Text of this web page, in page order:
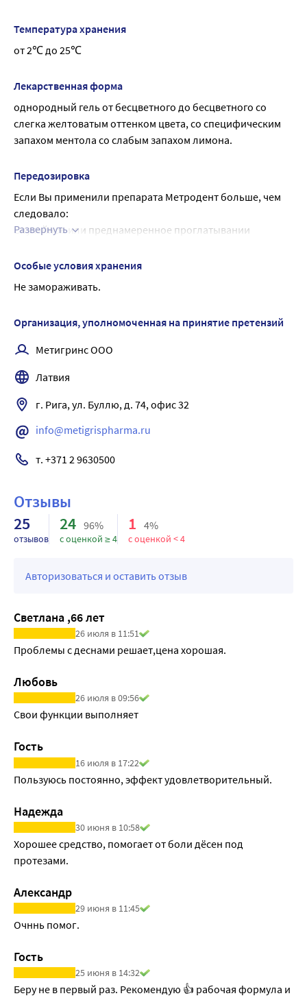
прекращении грудного вскармливания.
противомикробным средством.
Температура хранения
от 2℃ до 25℃
Лекарственная форма
однородный гель от бесцветного до бесцветного со
слегка желтоватым оттенком цвета, со специфическим
запахом ментола со слабым запахом лимона.
Передозировка
Если Вы применили препарата Метродент больше, чем
следовало:
Случайное или преднамеренное проглатывании
усиления побочных эффектов, обусловленных в
не всасывается из желудочно-кишечного тракта).
головокружение, в более тяжёлых случаях - парестезии
(необычные ощущения на коже, например жжения,
возникновении симптомов передозировки обратитесь к
лечащему врачу или работнику аптеки или медицинской
сестре.
Лечение: промывание желудка, при необходимости
Развернуть
Особые условия хранения
Не замораживать.
Организация, уполномоченная на принятие претензий
Метигринс ООО
Латвия
г. Рига, ул. Буллю, д. 74, офис 32
info@metigrispharma.ru
т. +371 2 9630500
Отзывы
25
отзывов
24 96%
с оценкой ≥ 4
1 4%
с оценкой < 4
Авторизоваться и оставить отзыв
Светлана ,66 лет
26 июля в 11:51
Проблемы с деснами решает,цена хорошая.
Любовь
26 июля в 09:56
Свои функции выполняет
Гость
16 июля в 17:22
Пользуюсь постоянно, эффект удовлетворительный.
Надежда
30 июня в 10:58
Хорошее средство, помогает от боли дёсен под
протезами.
Александр
29 июня в 11:45
Очннь помог.
Гость
25 июня в 14:32
Беру не в первый раз. Рекомендую 👍 рабочая формула и